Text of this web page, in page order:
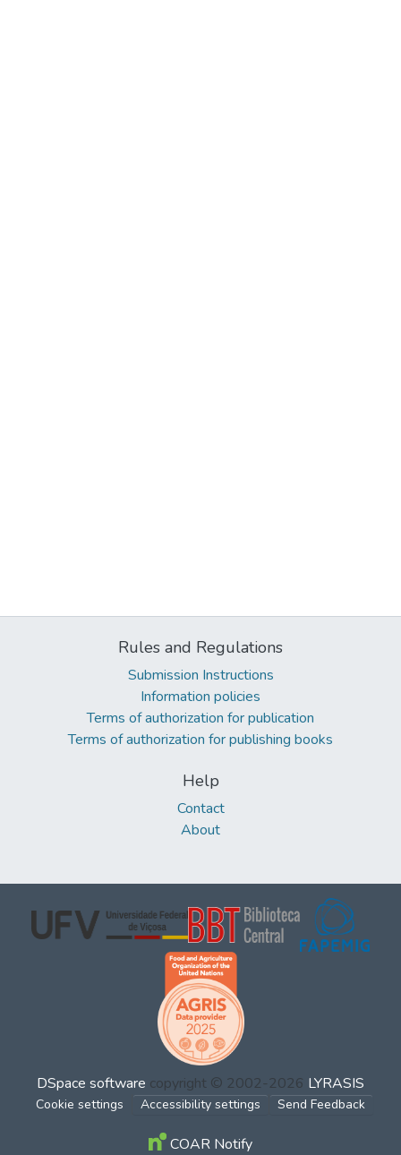
Rules and Regulations
Submission Instructions
Information policies
Terms of authorization for publication
Terms of authorization for publishing books
Help
Contact
About
DSpace software copyright © 2002-2026 LYRASIS
Cookie settings Accessibility settings Send Feedback
COAR Notify